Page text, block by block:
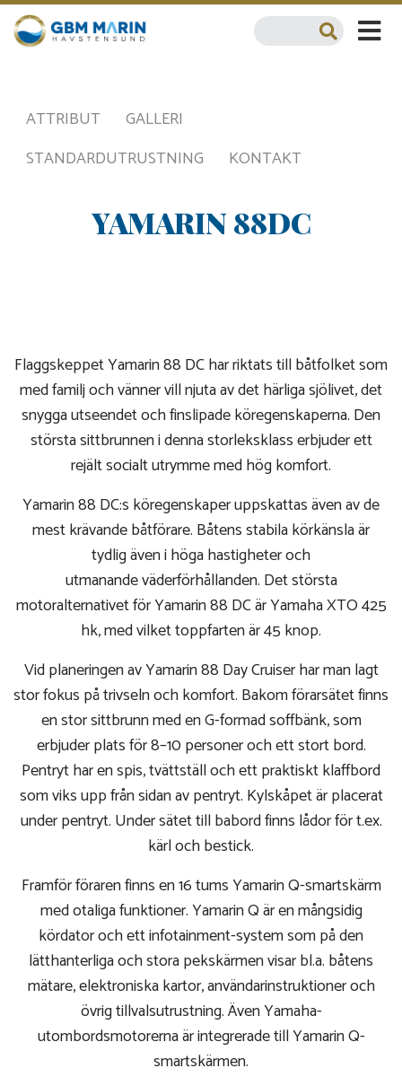
ATTRIBUT
GALLERI
STANDARDUTRUSTNING
KONTAKT
YAMARIN 88DC
Flaggskeppet Yamarin 88 DC har riktats till båtfolket som
med familj och vänner vill njuta av det härliga sjölivet, det
snygga utseendet och finslipade köregenskaperna. Den
största sittbrunnen i denna storleksklass erbjuder ett
rejält socialt utrymme med hög komfort.
Yamarin 88 DC:s köregenskaper uppskattas även av de
mest krävande båtförare. Båtens stabila körkänsla är
tydlig även i höga hastigheter och
utmanande väderförhållanden. Det största
motoralternativet för Yamarin 88 DC är Yamaha XTO 425
hk, med vilket toppfarten är 45 knop.
Vid planeringen av Yamarin 88 Day Cruiser har man lagt
stor fokus på trivseln och komfort. Bakom förarsätet finns
en stor sittbrunn med en G-formad soffbänk, som
erbjuder plats för 8–10 personer och ett stort bord.
Pentryt har en spis, tvättställ och ett praktiskt klaffbord
som viks upp från sidan av pentryt. Kylskåpet är placerat
under pentryt. Under sätet till babord finns lådor för t.ex.
kärl och bestick.
Framför föraren finns en 16 tums Yamarin Q-smartskärm
med otaliga funktioner. Yamarin Q är en mångsidig
kördator och ett infotainment-system som på den
lätthanterliga och stora pekskärmen visar bl.a. båtens
mätare, elektroniska kartor, användarinstruktioner och
övrig tillvalsutrustning. Även Yamaha-
utombordsmotorerna är integrerade till Yamarin Q-
smartskärmen.